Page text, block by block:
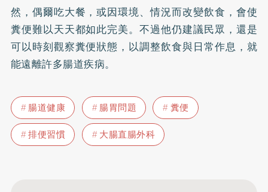
然，偶爾吃大餐，或因環境、情況而改變飲食，會使
糞便難以天天都如此完美。不過他仍建議民眾，還是
可以時刻觀察糞便狀態，以調整飲食與日常作息，就
能遠離許多腸道疾病。
腸道健康 腸胃問題
糞便
排便習慣
大腸直腸外科